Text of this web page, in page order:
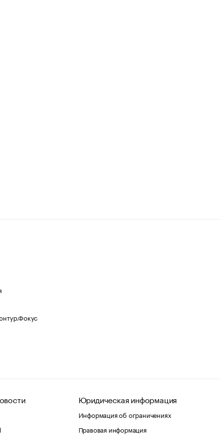
Юридическая информация
Информация об ограничениях
Правовая информация